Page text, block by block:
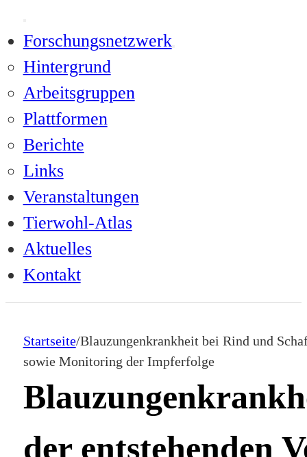
Forschungsnetzwerk
Hintergrund
Arbeitsgruppen
Plattformen
Berichte
Links
Veranstaltungen
Tierwohl-Atlas
Aktuelles
Kontakt
Startseite/Blauzungenkrankheit bei Rind und
sowie Monitoring der Impferfolge
der entstehenden